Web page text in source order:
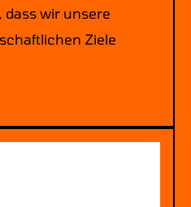
dass wir unsere
Ziele